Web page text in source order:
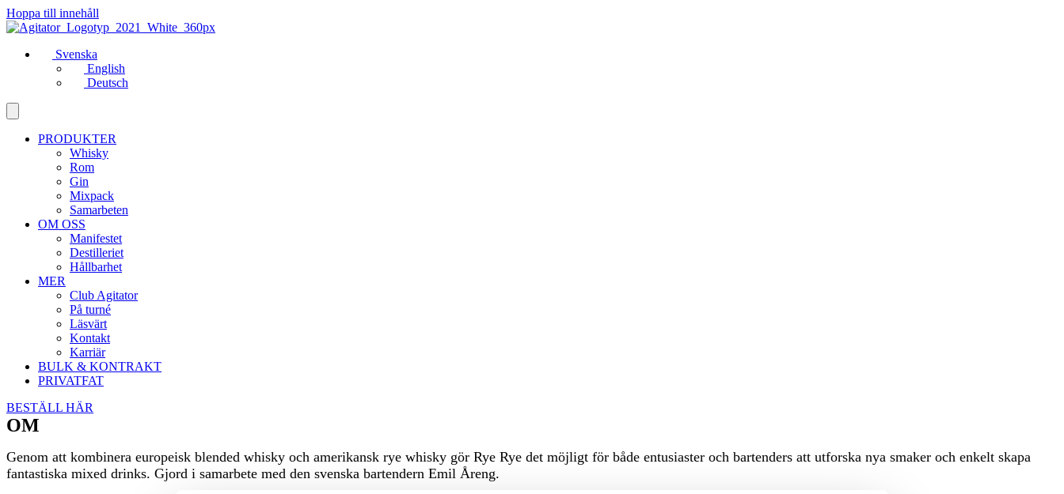
Hoppa till innehåll
Svenska
English
Deutsch
PRODUKTER
Whisky
Rom
Gin
Mixpack
Samarbeten
OM OSS
Manifestet
Destilleriet
Hållbarhet
MER
Club Agitator
På turné
Läsvärt
Kontakt
Karriär
BULK & KONTRAKT
PRIVATFAT
BESTÄLL HÄR
OM
Genom att kombinera europeisk blended whisky och amerikansk rye whisky gör Rye Rye det möjligt för både entusiaster och bartenders att utforska nya smaker och enkelt skapa
fantastiska mixed drinks. Gjord i samarbete med den svenska bartendern Emil Åreng.